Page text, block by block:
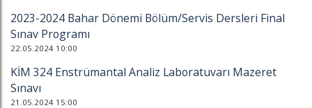
2023-2024 Bahar Dönemi Bölüm/Servis Dersleri Final
Sınav Programı
22.05.2024 10:00
KİM 324 Enstrümantal Analiz Laboratuvarı Mazeret
Sınavı
21.05.2024 15:00